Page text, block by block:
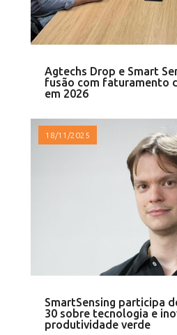
Agtechs Drop e Smart
fusão com faturamento
em 2026
SmartSensing participa
30 sobre tecnologia e
produtividade verde
18/11/2025